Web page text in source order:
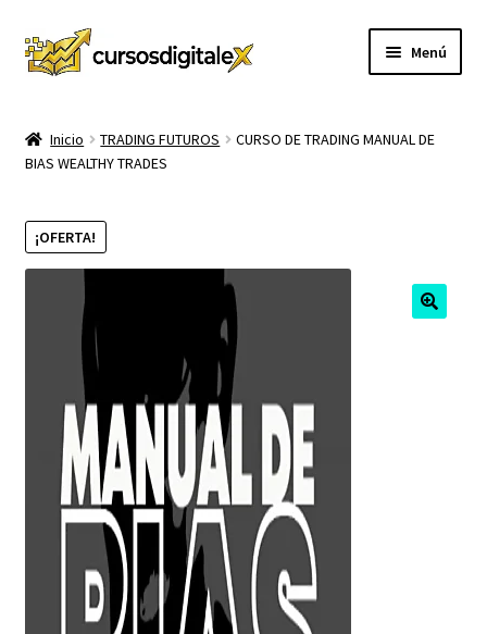
Ir
a
Ir
al
Menú
TIENDA
CURSOS
hijo
MEMBRESIA
MI CUENTA
CARRITO
CONTACTO
Inicio TRADING FUTUROS
CURSO DE TRADING MANUAL DE
BIAS WEALTHY TRADES
¡OFERTA!